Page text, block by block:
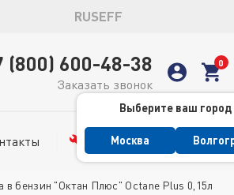
RUSEFF
(800) 600-48-38
Заказать звонок
Выберите ваш город
Москва
Сервис
в бензин "Октан Плюс" Octane Plus 0,15л